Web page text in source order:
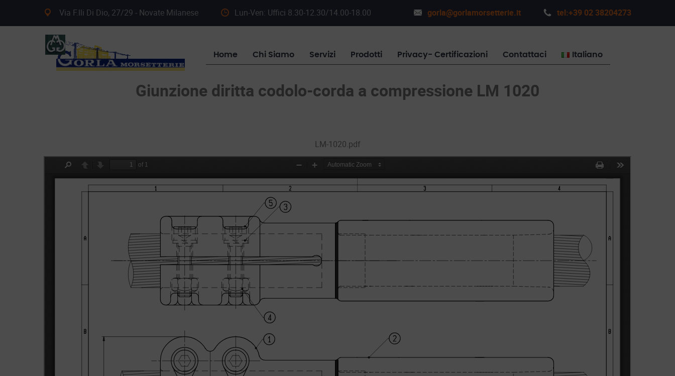
Via F.lli Di Dio, 27/29 - Novate Milanese Lun-Ven: Uffici 8.30-12.30/14.00-18.00 gorla@gorlamorsetterie.it tel:+39 02 38204273
Home Chi Siamo Servizi Prodotti Privacy- Certificazioni Contattaci Italiano
Giunzione diritta codolo-corda a compressione LM 1020
LM-1020.pdf